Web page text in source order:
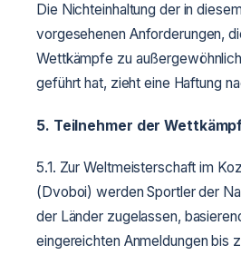
Die Nichteinhaltung der in
vorgesehenen Anforderungen,
Wettkämpfe zu
geführt hat, zieht eine Haftung
5. Teilnehmer der
5.1. Zur Weltmeisterschaft im
(Dvoboi) werden Sportler der
der Länder zugelassen,
eingereichten Anmeldungen bis